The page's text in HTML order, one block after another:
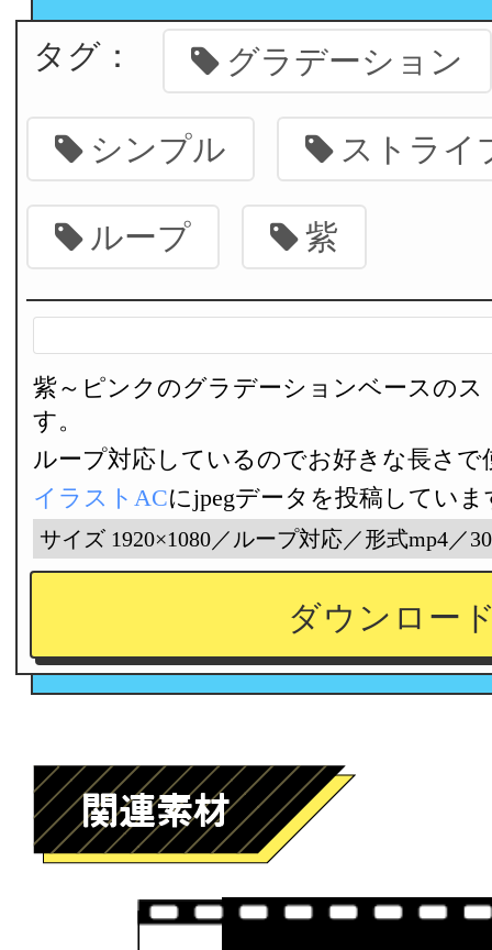
タグ： グラデーション
シンプル ストライ
ループ 紫
ダウンロー
紫～ピンクのグラデーションベースのス
す。
ループ対応しているのでお好きな長さで
イラストACにjpegデータを投稿していま
サイズ 1920×1080／ループ対応／形式mp4／